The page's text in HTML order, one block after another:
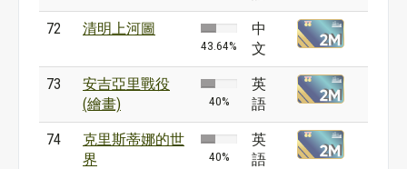
72 清明上河圖
43.64%
中
文
73
安吉亞里戰役
(繪畫)
40%
英
語
74
克里斯蒂娜的世
界
40%
英
語